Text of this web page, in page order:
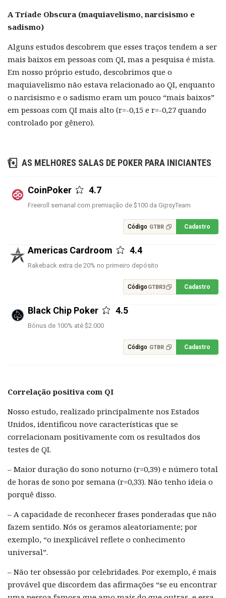
A Tríade Obscura (maquiavelismo, narcisismo e
sadismo)
Alguns estudos descobrem que esses traços tendem a ser
mais baixos em pessoas com QI, mas a pesquisa é mista.
Em nosso próprio estudo, descobrimos que o
maquiavelismo não estava relacionado ao QI, enquanto
o narcisismo e o sadismo eram um pouco “mais baixos”
em pessoas com QI mais alto (r=-0,15 e r=-0,27 quando
controlado por gênero).
AS MELHORES SALAS DE POKER PARA INICIANTES
CoinPoker 4.7
Freeroll semanal com premiação de $100 da GipsyTeam
Código GTBR Cadastro
Americas Cardroom 4.4
Rakeback extra de 20% no primeiro depósito
Código GTBR3 Cadastro
Black Chip Poker 4.5
Bônus de 100% até $2.000
Código GTBR Cadastro
Correlação positiva com QI
Nosso estudo, realizado principalmente nos Estados
Unidos, identificou nove características que se
correlacionam positivamente com os resultados dos
testes de QI.
– Maior duração do sono noturno (r=0,39) e número total
de horas de sono por semana (r=0,33). Não tenho ideia o
porquê disso.
– A capacidade de reconhecer frases ponderadas que não
fazem sentido. Nós os geramos aleatoriamente; por
exemplo, “o inexplicável reflete o conhecimento
universal”.
– Não ter obsessão por celebridades. Por exemplo, é mais
provável que discordem das afirmações “se eu encontrar